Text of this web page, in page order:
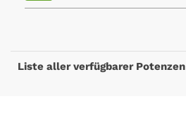
Liste aller verfügbarer Potenzen